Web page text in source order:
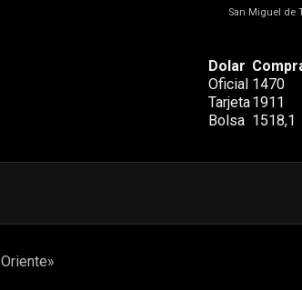
San Miguel de
Dolar
Oficial 1470
Tarjeta1911
Bolsa 1518,1